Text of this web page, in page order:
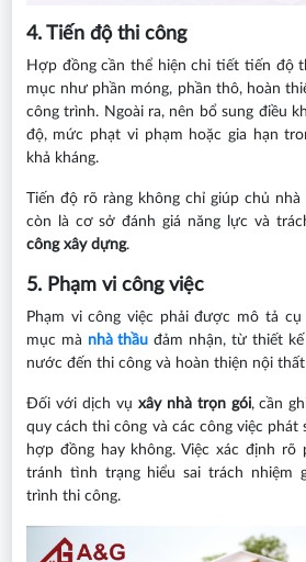
4. Tiến độ thi công
Hợp đồng cần thể hiện chi tiết tiến độ
mục như phần móng, phần thô, hoàn
công trình. Ngoài ra, nên bổ sung điều
độ, mức phạt vi phạm hoặc gia hạn
khả kháng.
Tiến độ rõ ràng không chỉ giúp chủ
còn là cơ sở đánh giá năng lực và
công xây dựng.
5. Phạm vi công việc
Phạm vi công việc phải được mô tả
mục mà nhà thầu đảm nhận, từ thiết
nước đến thi công và hoàn thiện nội
Đối với dịch vụ xây nhà trọn gói, cần
quy cách thi công và các công việc
hợp đồng hay không. Việc xác định rõ
tránh tình trạng hiểu sai trách nhiệm
trình thi công.